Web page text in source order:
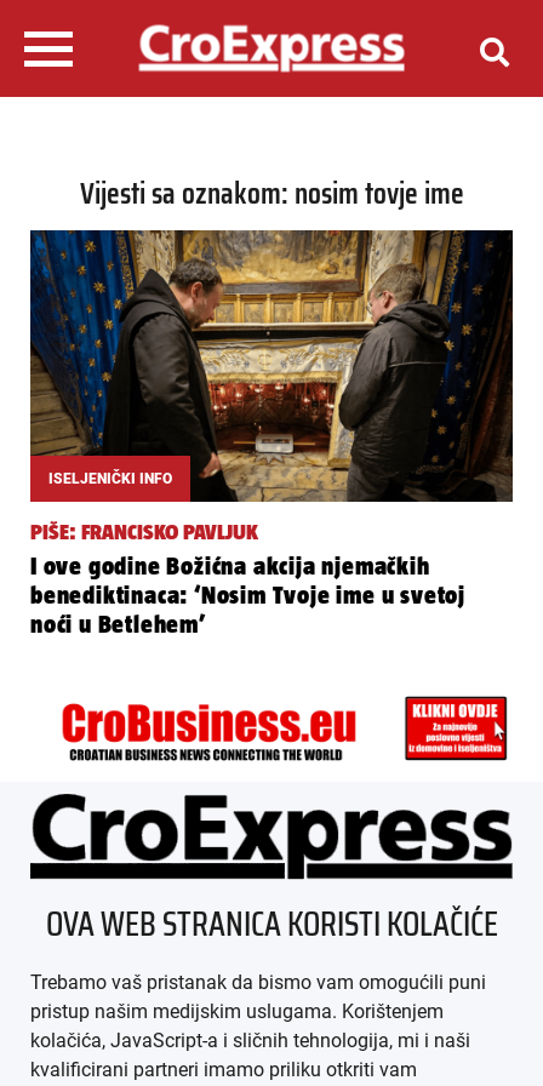
Vijesti sa oznakom: nosim tovje ime
ISELJENIČKI INFO
PIŠE: FRANCISKO PAVLJUK
I ove godine Božićna akcija njemačkih
benediktinaca: ‘Nosim Tvoje ime u svetoj
noći u Betlehem’
ÜBER UNS
IMPRESSUM
AGB
DATENSCHUTZ
OVA WEB STRANICA KORISTI KOLAČIĆE
Trebamo vaš pristanak da bismo vam omogućili puni
pristup našim medijskim uslugama. Korištenjem
kolačića, JavaScript-a i sličnih tehnologija, mi i naši
kvalificirani partneri imamo priliku otkriti vam